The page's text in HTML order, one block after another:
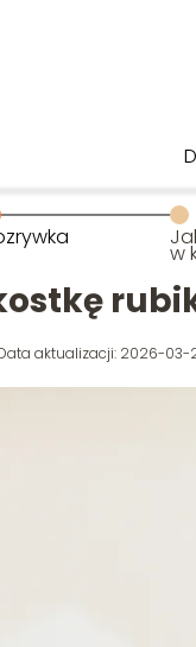
w
aktualizacji: 2026-03-